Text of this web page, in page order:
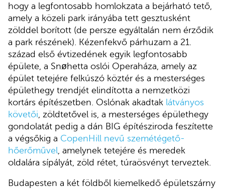
hogy a legfontosabb homlokzata a bejárható tető,
amely a közeli park irányába tett gesztusként
zölddel borított (de persze egyáltalán nem érződik
a park részének). Kézenfekvő párhuzam a 21.
század első évtizedének egyik legfontosabb
épülete, a Snøhetta oslói Operaháza, amely az
épület tetejére felkúszó köztér és a mesterséges
épülethegy trendjét elindította a nemzetközi
kortárs építészetben. Oslónak akadtak látványos
követői , zöldtetővel is, a mesterséges épülethegy
gondolatát pedig a dán BIG építésziroda feszítette
a végsőkig a CopenHill nevű szemétégető-
hőerőművel , amelynek tetejére és meredek
oldalára sípályát, zöld rétet, túraösvényt terveztek.
Budapesten a két földből kiemelkedő épületszárny